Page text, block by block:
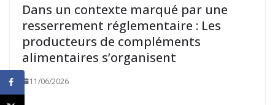
Dans un contexte marqué par une
resserrement réglementaire : Les
producteurs de compléments
alimentaires s’organisent
11/06/2026